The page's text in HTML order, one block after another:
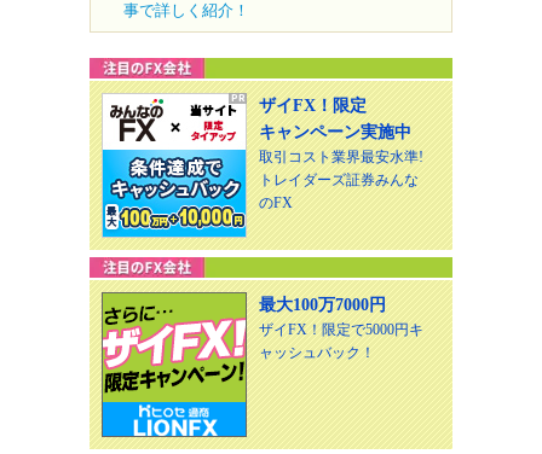
事で詳しく紹介！
ザイFX！限定
キャンペーン実施中
取引コスト業界最安水準!
トレイダーズ証券みんな
のFX
最大100万7000円
ザイFX！限定で5000円キ
ャッシュバック！